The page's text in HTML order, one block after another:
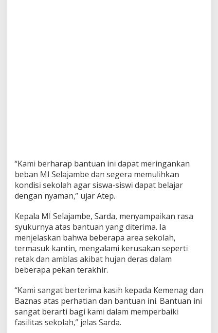
“Kami berharap bantuan ini dapat meringankan
beban MI Selajambe dan segera memulihkan
kondisi sekolah agar siswa-siswi dapat belajar
dengan nyaman,” ujar Atep.
Kepala MI Selajambe, Sarda, menyampaikan rasa
syukurnya atas bantuan yang diterima. Ia
menjelaskan bahwa beberapa area sekolah,
termasuk kantin, mengalami kerusakan seperti
retak dan amblas akibat hujan deras dalam
beberapa pekan terakhir.
“Kami sangat berterima kasih kepada Kemenag dan
Baznas atas perhatian dan bantuan ini. Bantuan ini
sangat berarti bagi kami dalam memperbaiki
fasilitas sekolah,” jelas Sarda.